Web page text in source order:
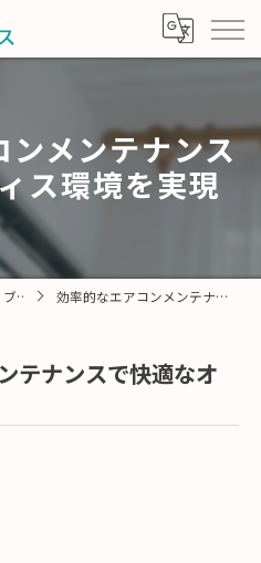
ンメンテナンス
ス環境を実現
ブログ 効率的なエアコンメンテナンスで快適なオフィス環境を実現
テナンスで快適なオ